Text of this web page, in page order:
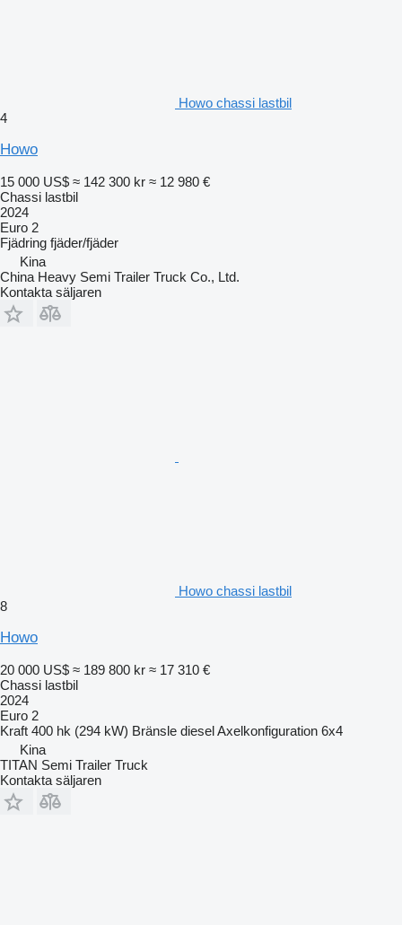
Howo chassi lastbil
4
Howo
15 000 US$ ≈ 142 300 kr ≈ 12 980 €
Chassi lastbil
2024
Euro 2
Fjädring fjäder/fjäder
Kina
China Heavy Semi Trailer Truck Co., Ltd.
Kontakta säljaren
Howo chassi lastbil
8
Howo
20 000 US$ ≈ 189 800 kr ≈ 17 310 €
Chassi lastbil
2024
Euro 2
Kraft 400 hk (294 kW) Bränsle dieselAxelkonfiguration 6x4
Kina
TITAN Semi Trailer Truck
Kontakta säljaren